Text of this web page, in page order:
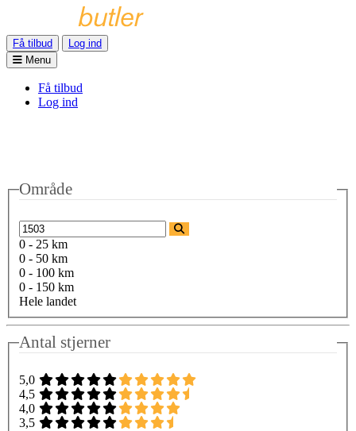
Få tilbud
Log ind
Menu
Få tilbud
Log ind
Område
0 - 25 km
0 - 50 km
0 - 100 km
0 - 150 km
Hele landet
Antal stjerner
5,0
4,5
4,0
3,5